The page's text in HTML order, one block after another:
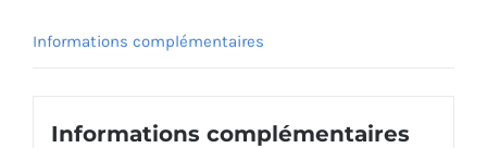
Informations complémentaires
Informations complémentaires